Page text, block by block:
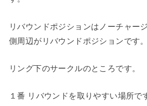
リバウンドポジションはノーチャー
側周辺がリバウンドポジションです。
リング下のサークルのところです。
１番 リバウンドを取りやすい場所で